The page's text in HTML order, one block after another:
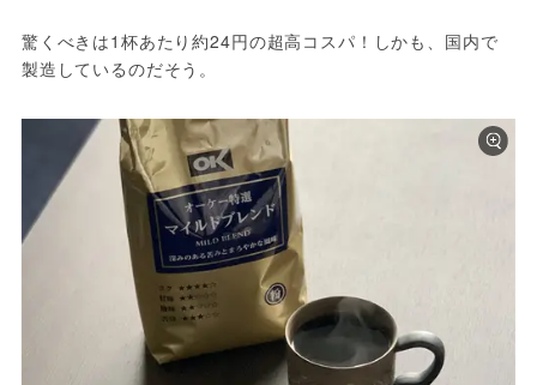
驚くべきは1杯あたり約24円の超高コスパ！しかも、国内で
製造しているのだそう。